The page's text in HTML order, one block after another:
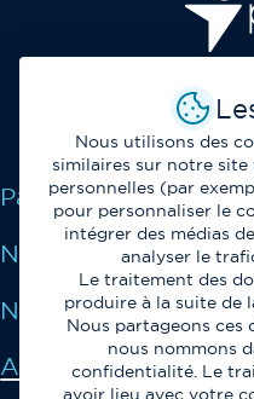
télécommunications et
Paritel
Nos Services
Notre Expertise
Assistance
Nous utilisons des
similaires sur notre
personnelles (par
pour personnaliser le
intégrer des médias
analyser le
Le traitement des
produire à la suite de
Nous partageons ces
nous nommons
confidentialité. Le
avoir lieu avec votre